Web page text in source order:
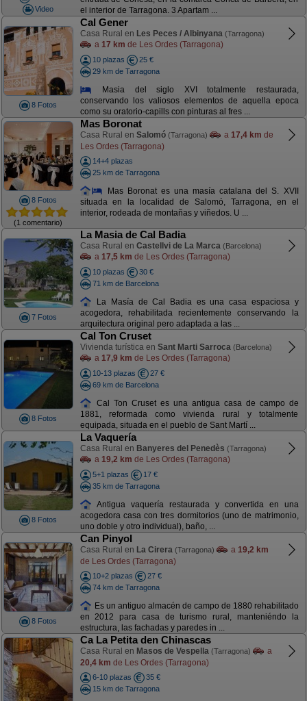
Video
el interior de Tarragona. 3 Apartam ...
8 Fotos
Cal Gener
Casa Rural en Les Peces / Albinyana (Tarragona)
a 17 km de Les Ordes (Tarragona)
10 plazas
25 €
29 km de Tarragona
Masia del siglo XVI totalmente restaurada,
conservando los valiosos elementos de aquella epoca
como su oratorio-capills con pinturas al fres ...
8 Fotos
(1 comentario)
Mas Boronat
Casa Rural en Salomó (Tarragona) a 17,4 km de
Les Ordes (Tarragona)
14+4 plazas
25 km de Tarragona
Mas Boronat es una masía catalana del S. XVII
situada en la localidad de Salomó, Tarragona, en el
interior, rodeada de montañas y viñedos. U ...
7 Fotos
La Masia de Cal Badia
Casa Rural en Castellvi de La Marca (Barcelona)
a 17,5 km de Les Ordes (Tarragona)
10 plazas
30 €
71 km de Barcelona
La Masía de Cal Badia es una casa espaciosa y
acogedora, rehabilitada recientemente conservando la
arquitectura original pero adaptada a las ...
8 Fotos
Cal Ton Cruset
Vivienda turística en Sant Marti Sarroca (Barcelona)
a 17,9 km de Les Ordes (Tarragona)
10-13 plazas
27 €
69 km de Barcelona
Cal Ton Cruset es una antigua casa de campo de
1881, reformada como vivienda rural y totalmente
equipada, situada en el pueblo de Sant Martí ...
8 Fotos
La Vaquería
Casa Rural en Banyeres del Penedès (Tarragona)
a 19,2 km de Les Ordes (Tarragona)
5+1 plazas
17 €
35 km de Tarragona
Antigua vaquería restaurada y convertida en una
acogedora casa con tres dormitorios (uno de matrimonio,
uno doble y otro individual), baño, ...
8 Fotos
Can Pinyol
Casa Rural en La Cirera (Tarragona) a 19,2 km
de Les Ordes (Tarragona)
10+2 plazas
27 €
74 km de Tarragona
Es un antiguo almacén de campo de 1880 rehabilitado
en 2012 para casa de turismo rural, manteniéndo la
estructura, las fachadas y paredes in ...
Ca La Petita den Chinascas
Casa Rural en Masos de Vespella (Tarragona)
a
20,4 km de Les Ordes (Tarragona)
6-10 plazas
35 €
15 km de Tarragona